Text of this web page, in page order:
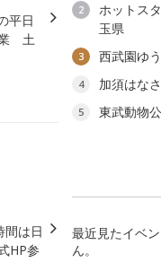
平日
業 土
は日
HP参
2
ホットス
玉県
3 西武園ゆ
4 加須はな
5
東武動物
最近見たイベ
ん。